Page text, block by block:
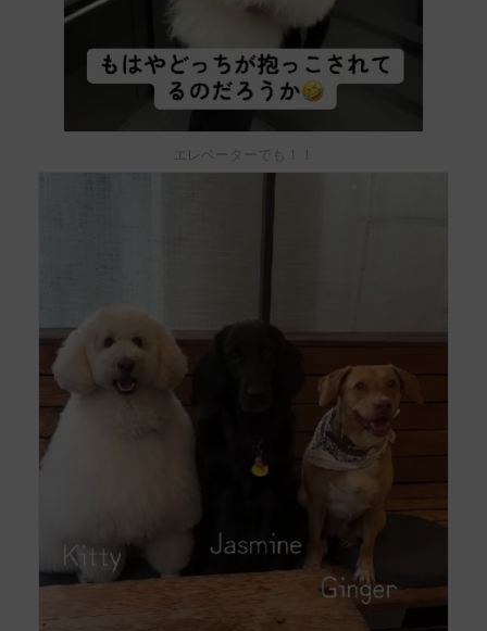
エレベーターでも！！